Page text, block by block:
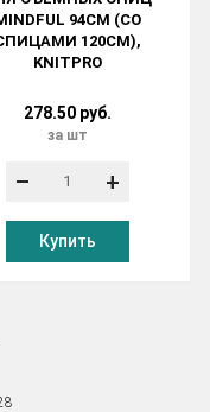
94СМ (СО
120СМ),
KNITPRO
278.50 руб.
за шт
– +
Купить